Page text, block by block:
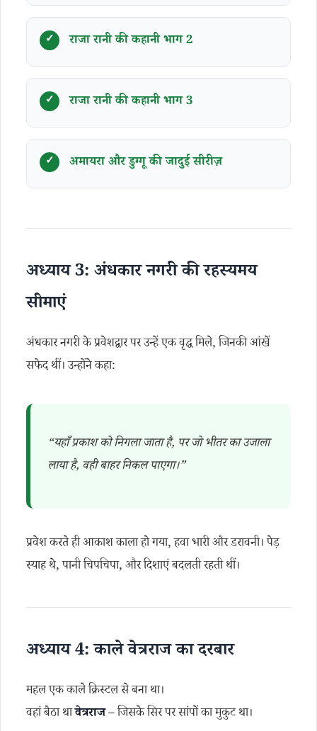
राजा रानी की कहानी भाग 2
राजा रानी की कहानी भाग 3
अमायरा और डुग्गू की जादुई सीरीज़
अध्याय 3: अंधकार नगरी की रहस्यमय
सीमाएं
अंधकार नगरी के प्रवेशद्वार पर उन्हें एक वृद्ध मिले, जिनकी आंखें
सफेद थीं। उन्होंने कहा:
“यहाँ प्रकाश को निगला जाता है, पर जो भीतर का उजाला
लाया है, वही बाहर निकल पाएगा।”
प्रवेश करते ही आकाश काला हो गया, हवा भारी और डरावनी। पेड़
स्याह थे, पानी चिपचिपा, और दिशाएं बदलती रहती थीं।
अध्याय 4: काले वेत्रराज का दरबार
महल एक काले क्रिस्टल से बना था।
वहां बैठा थावेत्रराज– जिसके सिर पर सांपों का मुकुट था।